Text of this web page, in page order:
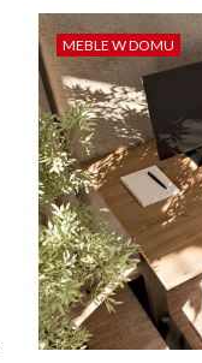
MEBLE W DOMU